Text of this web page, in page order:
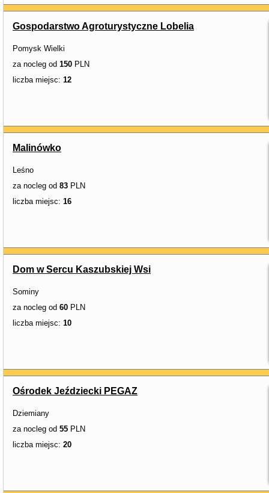
Gospodarstwo Agroturystyczne Lobelia
Pomysk Wielki
za nocleg od 150 PLN
liczba miejsc: 12
Malinówko
Leśno
za nocleg od 83 PLN
liczba miejsc: 16
Dom w Sercu Kaszubskiej Wsi
Sominy
za nocleg od 60 PLN
liczba miejsc: 10
Ośrodek Jeździecki PEGAZ
Dziemiany
za nocleg od 55 PLN
liczba miejsc: 20